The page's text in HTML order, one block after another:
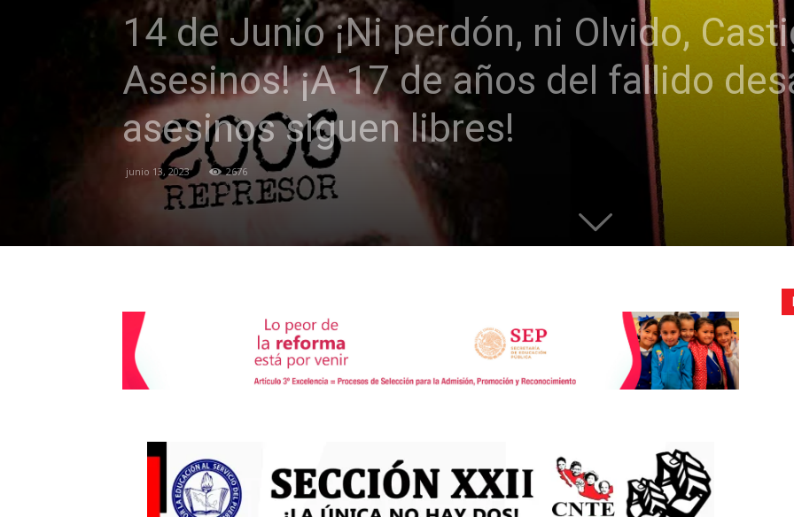
la
Sección
14 de Junio ¡Ni perdón, ni Olvido,
Asesinos! ¡A 17 de años del fallido
asesinos siguen libres!
junio 13, 2023 2676